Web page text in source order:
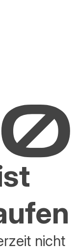
nicht